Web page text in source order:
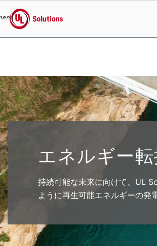
UL Solutions
エネルギー
持続可能な未来に向けて、UL
ように再生可能エネルギーの発